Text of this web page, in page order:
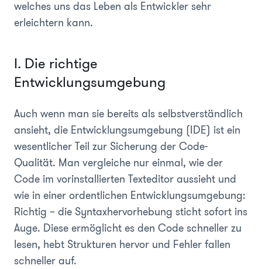
welches uns das Leben als Entwickler sehr
erleichtern kann.
I. Die richtige
Entwicklungsumgebung
Auch wenn man sie bereits als selbstverständlich
ansieht, die Entwicklungsumgebung (IDE) ist ein
wesentlicher Teil zur Sicherung der Code-
Qualität. Man vergleiche nur einmal, wie der
Code im vorinstallierten Texteditor aussieht und
wie in einer ordentlichen Entwicklungsumgebung:
Richtig – die Syntaxhervorhebung sticht sofort ins
Auge. Diese ermöglicht es den Code schneller zu
lesen, hebt Strukturen hervor und Fehler fallen
schneller auf.